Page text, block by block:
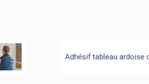
Adhésif tableau ardoise